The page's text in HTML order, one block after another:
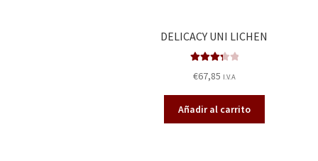
DELICACY UNI LICHEN
3.40
de 5
€67,85 I.V.A
Añadir al carrito